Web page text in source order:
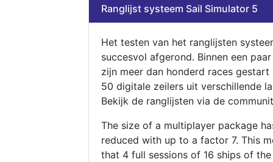
Ranglijst systeem Sail Simulator 5
Het testen van het ranglijsten
succesvol afgerond. Binnen een
zijn meer dan honderd races gestart
50 digitale zeilers uit verschillende
Bekijk de ranglijsten via de
The size of a multiplayer package
reduced with up to a factor 7. This
that 4 full sessions of 16 ships of